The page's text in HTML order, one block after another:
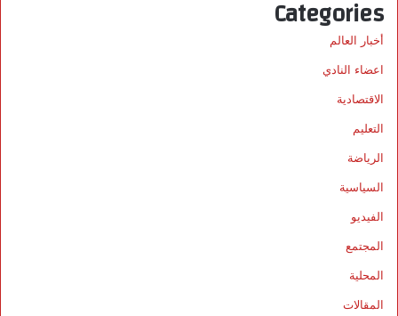
Categories
أخبار العالم
اعضاء النادي
الاقتصادية
التعليم
الرياضة
السياسية
الفيديو
المجتمع
المحلية
المقالات